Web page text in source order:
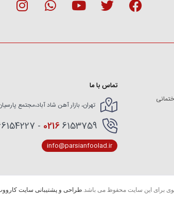
تماس با ما
تهران، بازار آهن شاد آباد،مجتمع
02166153759 - 02166154227- 02166154412
info@parsianfoolad.ir
برای این سایت محفوظ می باشد.طراحی و پشتیبانی سایت